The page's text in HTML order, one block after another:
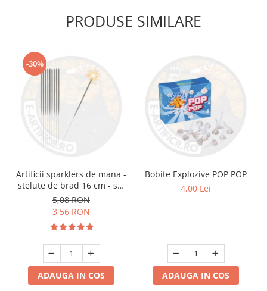
PRODUSE SIMILARE
-30%
Artificii sparklers de mana -
stelute de brad 16 cm - set
10 buc
5,08 RON
3,56 RON
ADAUGA IN COS
Bobite Explozive POP POP
4,00 Lei
ADAUGA IN COS